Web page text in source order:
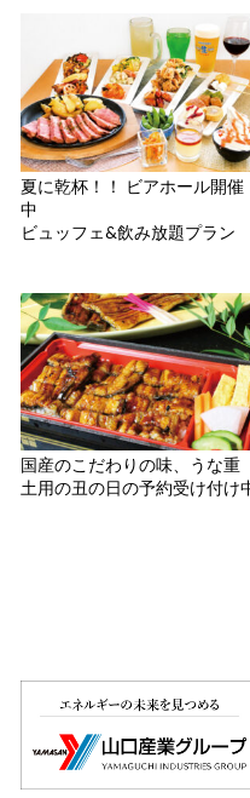
夏に乾杯！！ ビアホール開催
中
ビュッフェ&飲み放題プラン
国産のこだわりの味、うな重
土用の丑の日の予約受け付け